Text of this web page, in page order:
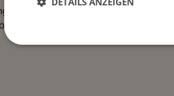
sind Richtwerte und können
dem Körpergewicht nach Alter,